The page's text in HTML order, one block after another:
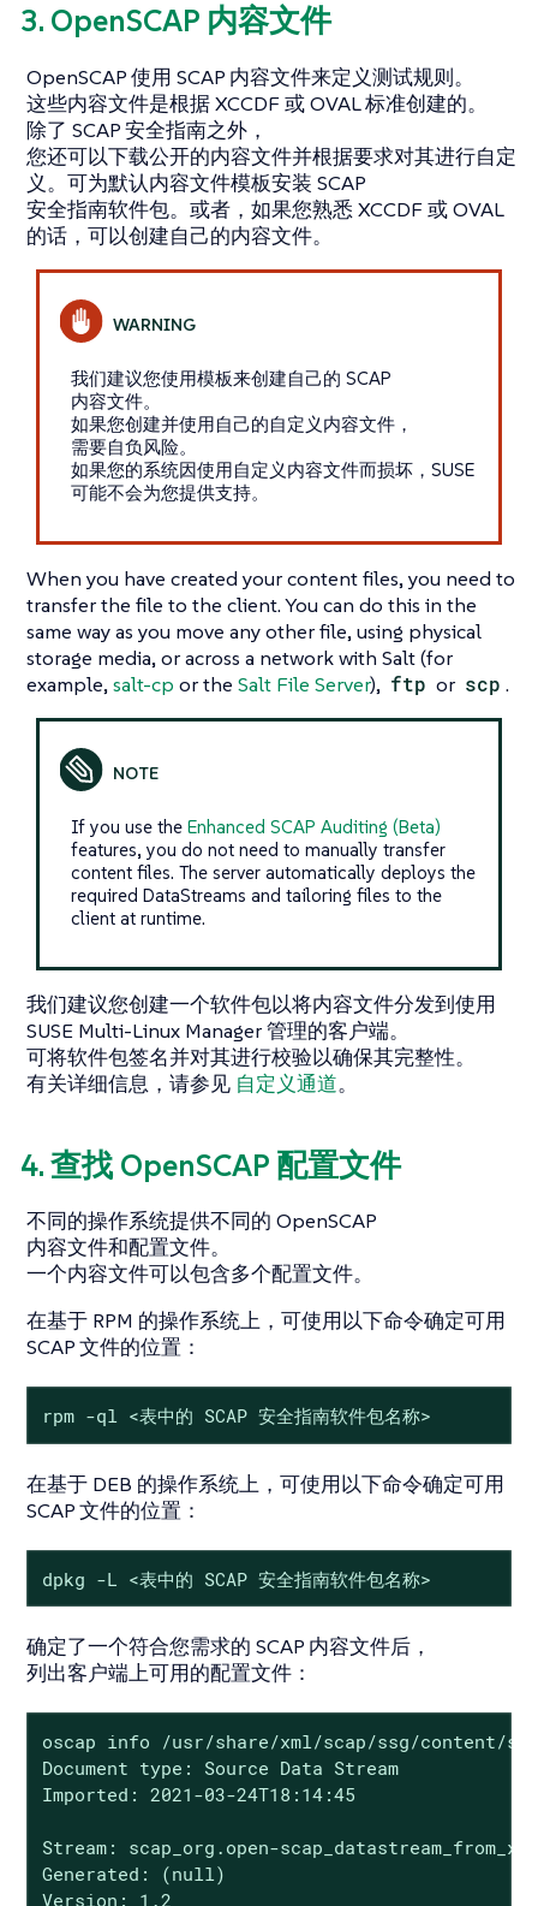
3. OpenSCAP 内容文件
OpenSCAP 使用 SCAP 内容文件来定义测试规则。
这些内容文件是根据 XCCDF 或 OVAL 标准创建的。
除了 SCAP 安全指南之外，
您还可以下载公开的内容文件并根据要求对其进行自定
义。可为默认内容文件模板安装 SCAP
安全指南软件包。或者，如果您熟悉 XCCDF 或 OVAL
的话，可以创建自己的内容文件。
我们建议您使用模板来创建自己的 SCAP
内容文件。
如果您创建并使用自己的自定义内容文件，
需要自负风险。
如果您的系统因使用自定义内容文件而损坏，SUSE
可能不会为您提供支持。
When you have created your content files, you need to
transfer the file to the client. You can do this in the
same way as you move any other file, using physical
storage media, or across a network with Salt (for
example,salt-cp or the Salt File Server), ftp or scp .
If you use the Enhanced SCAP Auditing (Beta)
features, you do not need to manually transfer
content files. The server automatically deploys the
required DataStreams and tailoring files to the
client at runtime.
我们建议您创建一个软件包以将内容文件分发到使用
SUSE Multi-Linux Manager 管理的客户端。
可将软件包签名并对其进行校验以确保其完整性。
有关详细信息，请参见 自定义通道。
4. 查找 OpenSCAP 配置文件
不同的操作系统提供不同的 OpenSCAP
内容文件和配置文件。
一个内容文件可以包含多个配置文件。
在基于 RPM 的操作系统上，可使用以下命令确定可用
SCAP 文件的位置：
rpm -ql <表中的 SCAP 安全指南软件包名称>
在基于 DEB 的操作系统上，可使用以下命令确定可用
SCAP 文件的位置：
dpkg -L <表中的 SCAP 安全指南软件包名称>
确定了一个符合您需求的 SCAP 内容文件后，
列出客户端上可用的配置文件：
oscap info /usr/share/xml/scap/ssg/content/
Document type: Source Data Stream
Imported: 2021-03-24T18:14:45
Stream: scap_org.open-
Generated: (null)
Version: 1.2